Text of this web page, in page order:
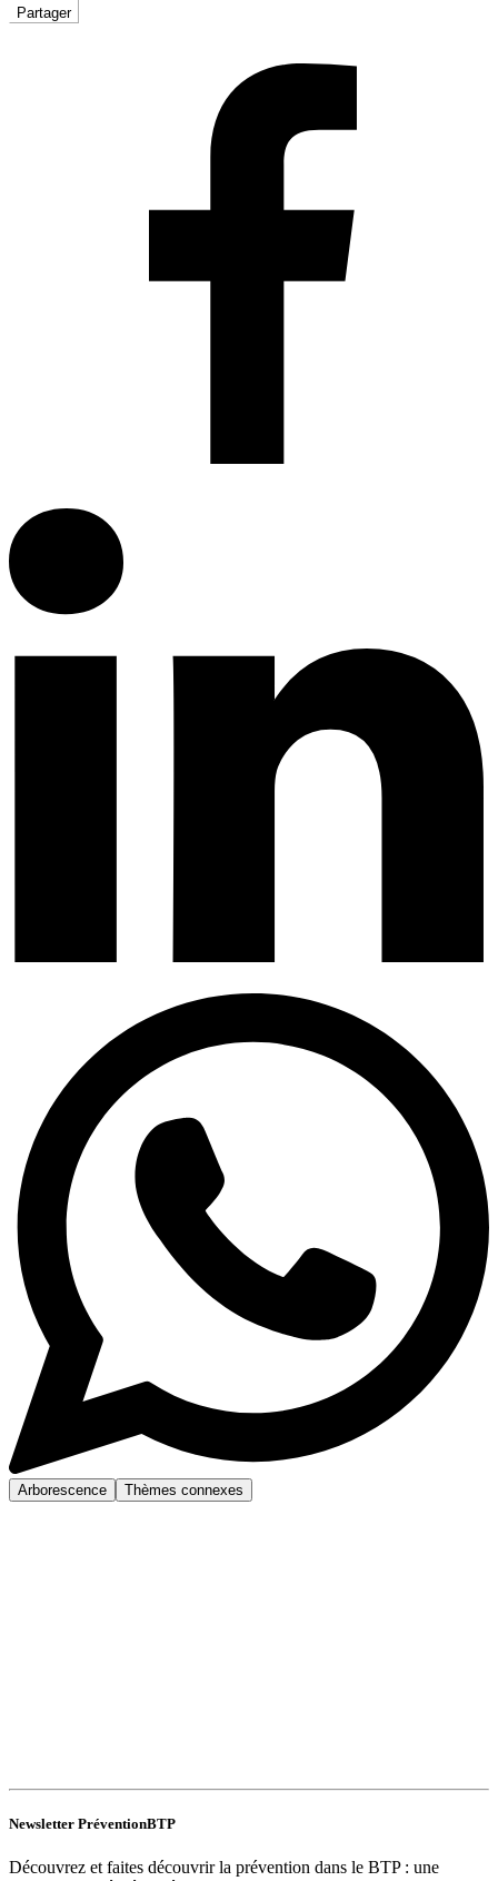
Partager
Arborescence Thèmes connexes
Newsletter PréventionBTP
Découvrez et faites découvrir la prévention dans le BTP : une